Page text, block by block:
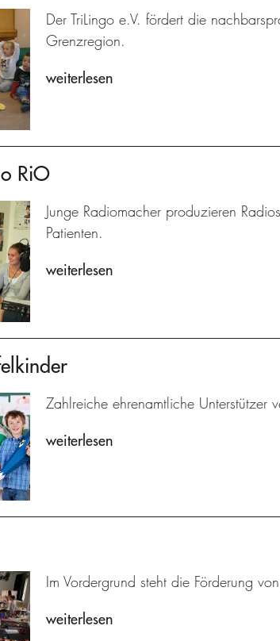
Der TriLingo e.V. fördert die
Grenzregion.
weiterlesen
RiO
Junge Radiomacher produzieren
Patienten.
weiterlesen
Zahlreiche ehrenamtliche Unterstützer
weiterlesen
Im Vordergrund steht die Förderung
weiterlesen